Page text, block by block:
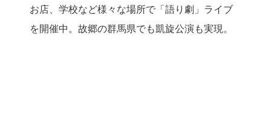
お店、学校など様々な場所で「語り劇」ライブ
を開催中。故郷の群馬県でも凱旋公演も実現。